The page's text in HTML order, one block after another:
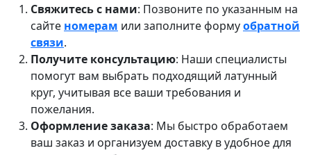
Свяжитесь с нами: Позвоните по указанным на
сайте номерам или заполните формуобратной
связи.
Получите консультацию: Наши специалисты
помогут вам выбрать подходящий латунный
круг, учитывая все ваши требования и
пожелания.
Оформление заказа: Мы быстро обработаем
ваш заказ и организуем доставку в удобное для